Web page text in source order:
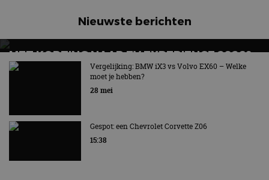
Nieuwste berichten
MET KORTING NAAR EV EXPERIENCE 2026?
AUTORAI REGELT HET!
EV Experience 2026 van 24 tot 26 september
Vergelijking: BMW iX3 vs Volvo EX60 – Welke
moet je hebben?
28 mei
Gespot: een Chevrolet Corvette Z06
15:38